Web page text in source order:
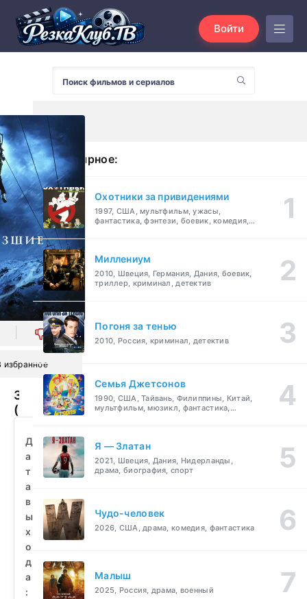
Войти
0
избранное
Замерзшие
(2010)
бесплатно
Д
а
т
а
в
ы
х
о
д
а
:
Популярное:
Охотники за привидениями
1997, США, мультфильм, ужасы,
фантастика, фэнтези, боевик, комедия,
Миллениум
2010, Швеция, Германия, Дания, боевик,
триллер, криминал, детектив
Погоня за тенью
2010, Россия, криминал, детектив
Семья Джетсонов
1990, США, Тайвань, Филиппины, Китай,
мультфильм, мюзикл, фантастика,
Я — Златан
2021, Швеция, Дания, Нидерланды,
драма, биография, спорт
Чудо-человек
2026, США, драма, комедия, фантастика
Малыш
2025, Россия, драма, военный